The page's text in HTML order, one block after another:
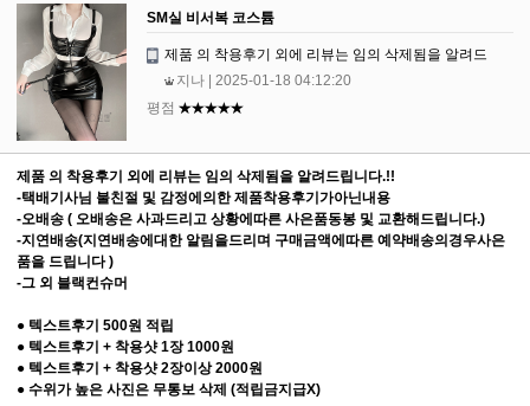
SM실 비서복 코스튬
제품 의 착용후기 외에 리뷰는 임의 삭제됨을 알려드
지나 | 2025-01-18 04:12:20
평점 ★★★★★
제품 의 착용후기 외에 리뷰는 임의 삭제됨을 알려드립니다.!!
-택배기사님 불친절 및 감정에의한 제품착용후기가아닌내용
-오배송 ( 오배송은 사과드리고 상황에따른 사은품동봉 및 교환해드립니다.)
-지연배송(지연배송에대한 알림을드리며 구매금액에따른 예약배송의경우사은
품을 드립니다 )
-그 외 블랙컨슈머
● 텍스트후기 500원 적립
● 텍스트후기 + 착용샷 1장 1000원
● 텍스트후기 + 착용샷 2장이상 2000원
● 수위가 높은 사진은 무통보 삭제 (적립금지급X)